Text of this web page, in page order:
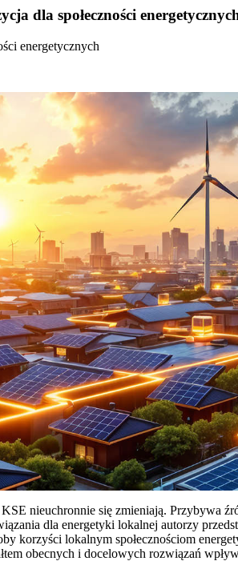
dla społeczności
energetycznych
nieuchronnie się zmieniają. Przybywa
dla energetyki lokalnej autorzy
korzyści lokalnym społecznościom
obecnych i docelowych rozwiązań